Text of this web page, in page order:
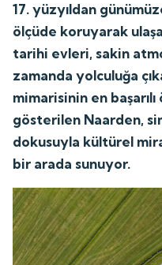
17. yüzyıldan
ölçüde koruyarak
tarihi evleri, sakin
zamanda yolculuğa
mimarisinin en
gösterilen Naarden,
dokusuyla kültürel
bir arada sunuyor.